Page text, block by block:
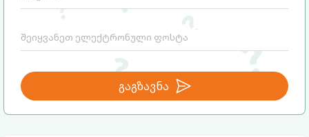
გაგზავნა
რეალური, მაგრამ ჯერ კიდევ უხილავი
საფრთხისგან შორს მივყავართ.